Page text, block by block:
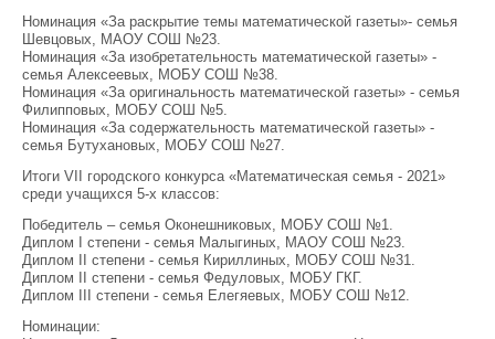
Номинация «За раскрытие темы математической газеты»- семья
Шевцовых, МАОУ СОШ №23.
Номинация «За изобретательность математической газеты» -
семья Алексеевых, МОБУ СОШ №38.
Номинация «За оригинальность математической газеты» - семья
Филипповых, МОБУ СОШ №5.
Номинация «За содержательность математической газеты» -
семья Бутухановых, МОБУ СОШ №27.
Итоги VII городского конкурса «Математическая семья - 2021»
среди учащихся 5-х классов:
Победитель – семья Оконешниковых, МОБУ СОШ №1.
Диплом I степени - семья Малыгиных, МАОУ СОШ №23.
Диплом II степени - семья Кириллиных, МОБУ СОШ №31.
Диплом II степени - семья Федуловых, МОБУ ГКГ.
Диплом III степени - семья Елегяевых, МОБУ СОШ №12.
Номинации: